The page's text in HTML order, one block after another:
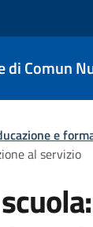
di Comun
e
al servizio